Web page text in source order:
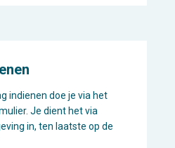
indienen doe je via het
Je dient het via
in, ten laatste op de